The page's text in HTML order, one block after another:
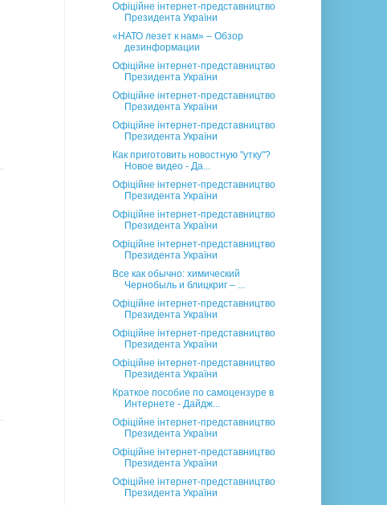
Офіційне інтернет-представництво
Президента України
«НАТО лезет к нам» – Обзор
дезинформации
Офіційне інтернет-представництво
Президента України
Офіційне інтернет-представництво
Президента України
Офіційне інтернет-представництво
Президента України
Как приготовить новостную "утку"?
Новое видео - Да...
Офіційне інтернет-представництво
Президента України
Офіційне інтернет-представництво
Президента України
Офіційне інтернет-представництво
Президента України
Все как обычно: химический
Чернобыль и блицкриг – ...
Офіційне інтернет-представництво
Президента України
Офіційне інтернет-представництво
Президента України
Офіційне інтернет-представництво
Президента України
Краткое пособие по самоцензуре в
Интернете - Дайдж...
Офіційне інтернет-представництво
Президента України
Офіційне інтернет-представництво
Президента України
Офіційне інтернет-представництво
Президента України